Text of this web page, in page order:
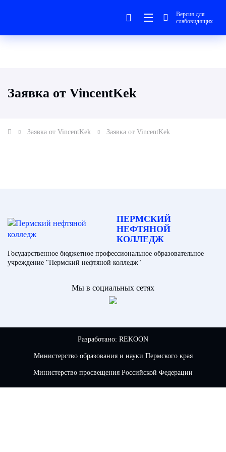
Версия для
слабовидящих
Заявка от VincentKek
Заявка от VincentKek Заявка от VincentKek
ПЕРМСКИЙ
НЕФТЯНОЙ
КОЛЛЕДЖ
Государственное бюджетное профессиональное образовательное
учреждение "Пермский нефтяной колледж"
Мы в социальных сетях
Разработано: REKOON
Министерство образования и науки Пермского края
Министерство просвещения Российской Федерации